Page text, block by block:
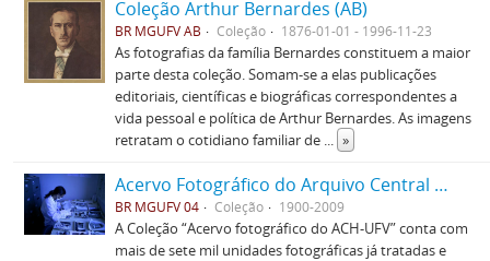
Coleção Arthur Bernardes (AB)
BR MGUFV AB Coleção 1876-01-01 - 1996-11-23
As fotografias da família Bernardes constituem a maior
parte desta coleção. Somam-se a elas publicações
editoriais, científicas e biográficas correspondentes a
vida pessoal e política de Arthur Bernardes. As imagens
retratam o cotidiano familiar de ... »
Acervo Fotográfico do Arquivo Central Histórico da UFV
BR MGUFV 04 Coleção 1900-2009
A Coleção “Acervo fotográfico do ACH-UFV” conta com
mais de sete mil unidades fotográficas já tratadas e